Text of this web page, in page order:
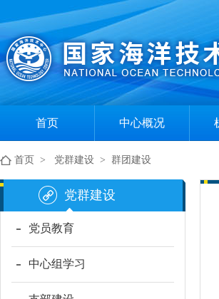
首页 中心概况
中心简介
首页 > 党群建设 > 群团建设
党群建设
党员教育
中心组学习